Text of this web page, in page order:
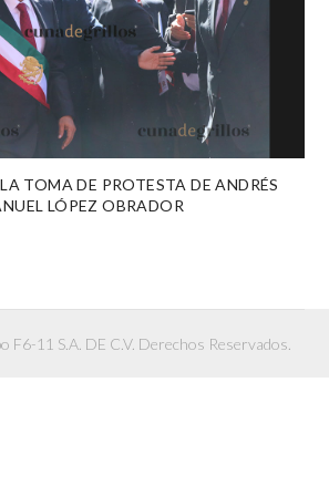
TOMA DE PROTESTA DE ANDRÉS
LÓPEZ OBRADOR
11 S.A. DE C.V. Derechos Reservados.